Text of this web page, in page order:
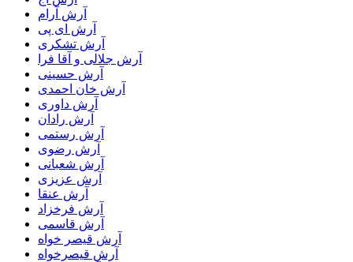
آرش آرام
آرش ای پی
آرش تشکری
آرش جلالی و آقا فرا
آرش حسینی
آرش خان احمدی
آرش داوری
آرش رادان
آرش رستمى
آرش رضوی
آرش شعبانی
آرش عزیزی
آرش عنقا
آرش فرخزاد
آرش قاسمی
آرش قیصر خواه
آرش قیصرخواه